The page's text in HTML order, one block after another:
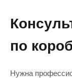
Сроки
вы
по
Нужна